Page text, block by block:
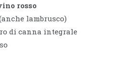
rosso
lambrusco)
di canna integrale